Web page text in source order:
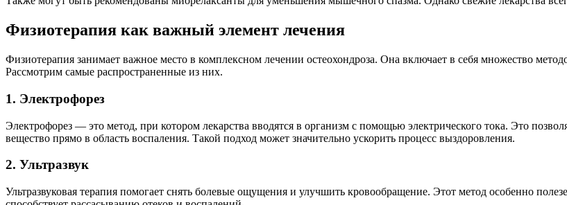
Физиотерапия как важный элемент лечения
Физиотерапия занимает важное место в комплексном лечении остеохондроза. Она включает в себя множество
Рассмотрим самые распространенные из них.
1. Электрофорез
Электрофорез — это метод, при котором лекарства вводятся в организм с помощью электрического тока. Это
вещество прямо в область воспаления. Такой подход может значительно ускорить процесс выздоровления.
2. Ультразвук
Ультразвуковая терапия помогает снять болевые ощущения и улучшить кровообращение. Этот метод особенно